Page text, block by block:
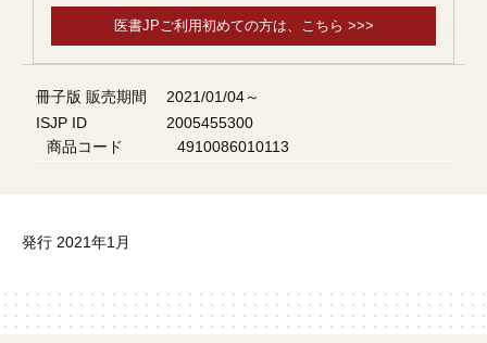
医書JPご利用初めての方は、こちら >>>
冊子版 販売期間
2021/01/04～
ISJP ID
2005455300
商品コード
4910086010113
発行 2021年1月